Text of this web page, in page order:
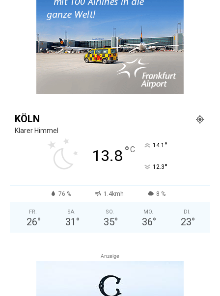
KÖLN
Klarer Himmel
13.8°C 14.1 °
12.3°
76 % 1.4kmh 8 %
FR.
26°
SA.
31 °
SO.
35°
MO.
36°
DI.
23°
Anzeige